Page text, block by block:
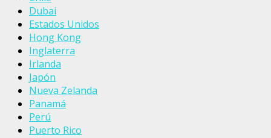
Dubai
Estados Unidos
Hong Kong
Inglaterra
Irlanda
Japón
Nueva Zelanda
Panamá
Perú
Puerto Rico